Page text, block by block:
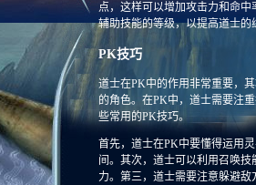
点，这样可以增加攻击力和命
辅助技能的等级，以提高道士的
PK技巧
道士在PK中的作用非常重要，
的角色。在PK中，道士需要注
些常用的PK技巧。
首先，道士在PK中要懂得运用
间。其次，道士可以利用召唤
力。第三，道士需要注意躲避